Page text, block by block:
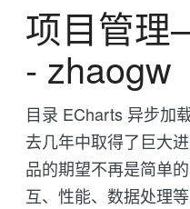
项目管
- zhaogw
目录 ECharts 异步加
去几年中取得了巨大
品的期望不再是简单
互、性能、数据处理